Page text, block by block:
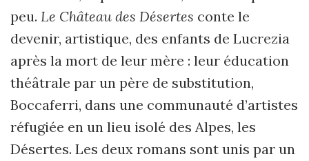
peu. Le Château des Désertes conte le
devenir, artistique, des enfants de Lucrezia
après la mort de leur mère : leur éducation
théâtrale par un père de substitution,
Boccaferri, dans une communauté d’artistes
réfugiée en un lieu isolé des Alpes, les
Désertes. Les deux romans sont unis par un